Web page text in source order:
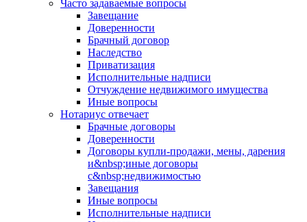
Часто задаваемые вопросы
Завещание
Доверенности
Брачный договор
Наследство
Приватизация
Исполнительные надписи
Отчуждение недвижимого имущества
Иные вопросы
Нотариус отвечает
Брачные договоры
Доверенности
Договоры купли-продажи, мены, дарения
и&nbsp;иные договоры
с&nbsp;недвижимостью
Завещания
Иные вопросы
Исполнительные надписи